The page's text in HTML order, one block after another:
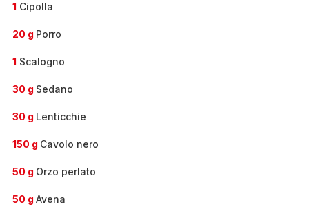
1 Cipolla
20 g Porro
1 Scalogno
30 g Sedano
30 g Lenticchie
150 g Cavolo nero
50 g Orzo perlato
50 g Avena